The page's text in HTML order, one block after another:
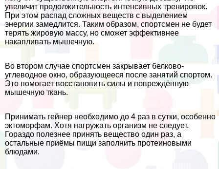
увеличит продолжительность интенсивных тренировок.
При этом распад сложных веществ с выделением
энергии замедлится. Таким образом, спортсмен не будет
терять жировую массу, но сможет эффективнее
накапливать мышечную.
Во втором случае спортсмен закрывает белково-
углеводное окно, образующееся после занятий спортом.
Это помогает восстановить силы и повреждённую
мышечную ткань.
Принимать гeйнер необходимо до 4 раз в сутки, особенно
эктоморфам. Хотя нагружать организм не следует.
Гораздо полезнее принять вещество один раз, а
остальные приёмы пищи заполнить протеиновыми
блюдами.